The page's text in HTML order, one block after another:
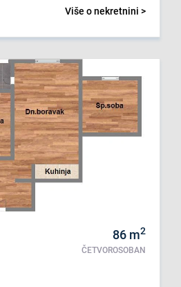
Više o nekretnini >
86 m2
ČETVOROSOBAN